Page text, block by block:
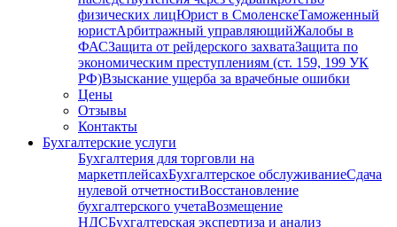
физических лицЮрист в СмоленскеТаможенный
юристАрбитражный управляющийЖалобы в
ФАСЗащита от рейдерского захватаЗащита по
экономическим преступлениям (ст. 159, 199 УК
РФ)Взыскание ущерба за врачебные ошибки
Цены
Отзывы
Контакты
Бухгалтерские услуги
Бухгалтерия для торговли на
маркетплейсахБухгалтерское обслуживаниеСдача
нулевой отчетностиВосстановление
бухгалтерского учетаВозмещение
НДСБухгалтерская экспертиза и анализ